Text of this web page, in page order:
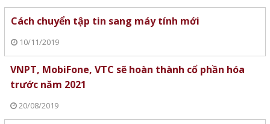
Cách chuyển tập tin sang máy tính mới
10/11/2019
VNPT, MobiFone, VTC sẽ hoàn thành cổ phần hóa
trước năm 2021
20/08/2019